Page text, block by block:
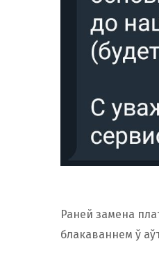
Раней замена
блакаваннем ў